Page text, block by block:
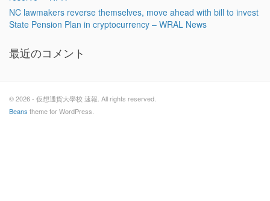
NC lawmakers reverse themselves, move ahead with bill to invest
State Pension Plan in cryptocurrency – WRAL News
最近のコメント
© 2026 - 仮想通貨大學校 速報. All rights reserved.
Beans theme for WordPress.